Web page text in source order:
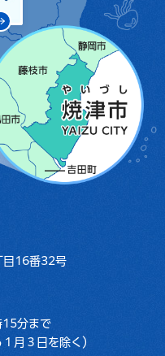
16番32号
15分まで
月３日を除く）